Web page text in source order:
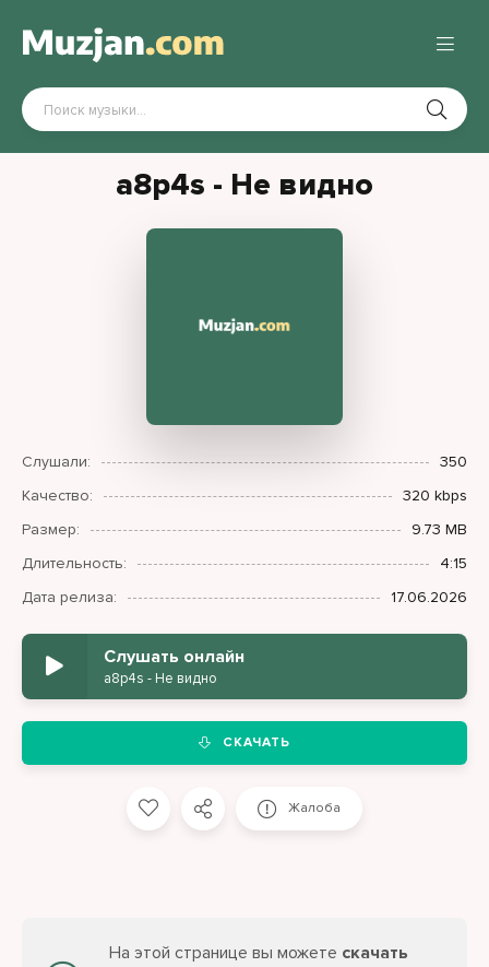
a8p4s - Не видно
Слушали:
350
Качество:
320 kbps
Размер:
9.73 MB
Длительность:
4:15
Дата релиза:
17.06.2026
Слушать онлайн
a8p4s - Не видно
СКАЧАТЬ
Жалоба
На этой странице вы можете скачать